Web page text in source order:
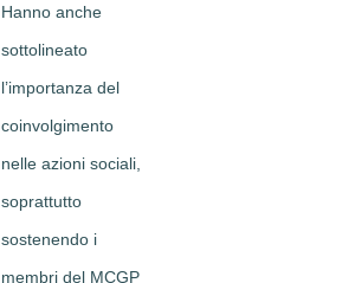
Hanno anche
sottolineato
l’importanza del
coinvolgimento
nelle azioni sociali,
soprattutto
sostenendo i
membri del MCGP